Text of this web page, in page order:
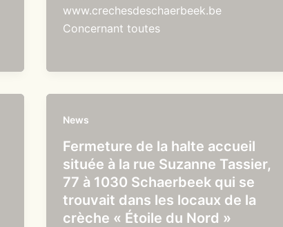
www.crechesdeschaerbeek.be
Concernant toutes
News
Fermeture de la halte accueil
située à la rue Suzanne Tassier,
77 à 1030 Schaerbeek qui se
trouvait dans les locaux de la
crèche « Étoile du Nord »